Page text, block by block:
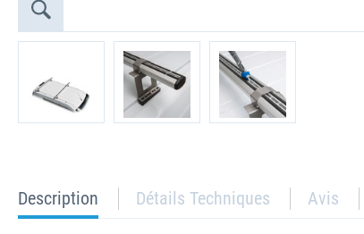
current
tab:
Description Détails Techniques Avis